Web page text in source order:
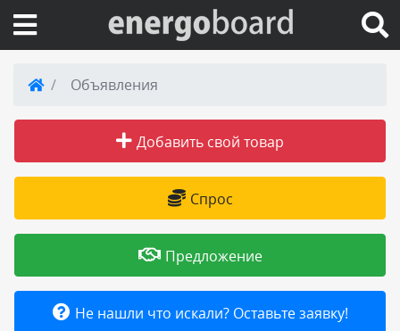
Вход на сайт
Поиск по сайту
Публикации
Справка
Товары и услуги
Объявления
Добавить свой товар
Спрос
Предложение
Не нашли что искали? Оставьте заявку!